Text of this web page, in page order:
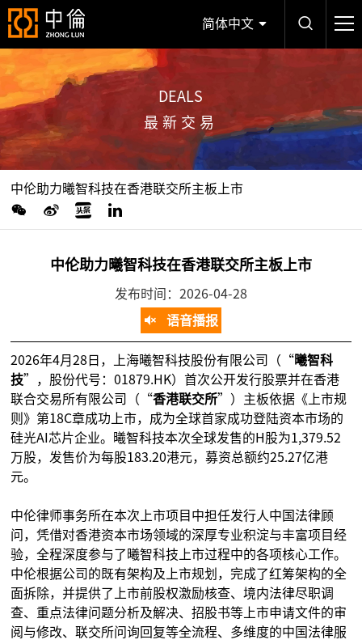
简体中文
DEALS
最新交易
中伦助力曦智科技在香港联交所主板上市
中伦助力曦智科技在香港联交所主板上市
发布时间：2026-04-28
语音播报
2026年4月28日，上海曦智科技股份有限公司（“曦智科
技”，股份代号：01879.HK）首次公开发行股票并在香港
联合交易所有限公司（“香港联交所”）主板依据《上市规
则》第18C章成功上市，成为全球首家成功登陆资本市场的
硅光AI芯片企业。曦智科技本次全球发售的H股为1,379.52
万股，发售价为每股183.20港元，募资总额约25.27亿港
元。
中伦律师事务所在本次上市项目中担任发行人中国法律顾
问，凭借对香港资本市场领域的深厚专业积淀与丰富项目经
验，全程深度参与了曦智科技上市过程中的各项核心工作。
中伦根据公司的既有架构及上市规划，完成了红筹架构的全
面拆除，并提供了上市前股权激励核查、境内法律尽职调
查、重点法律问题分析及解决、招股书等上市申请文件的审
阅与修改、联交所问询回复等全流程、多维度的中国法律服